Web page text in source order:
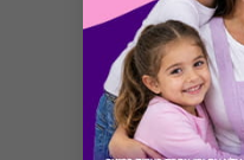
אחד